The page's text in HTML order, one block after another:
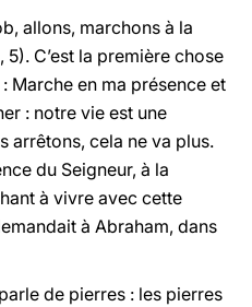
allons, marchons à la
5). C’est la première chose
Marche en ma présence et
: notre vie est une
arrêtons, cela ne va plus.
du Seigneur, à la
à vivre avec cette
à Abraham, dans
de pierres : les pierres